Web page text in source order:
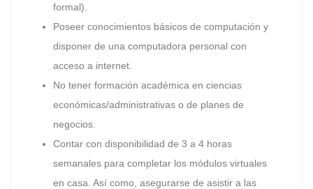
formal).
Poseer conocimientos básicos de computación y
disponer de una computadora personal con
acceso a internet.
No tener formación académica en ciencias
económicas/administrativas o de planes de
negocios.
Contar con disponibilidad de 3 a 4 horas
semanales para completar los módulos virtuales
en casa. Así como, asegurarse de asistir a las